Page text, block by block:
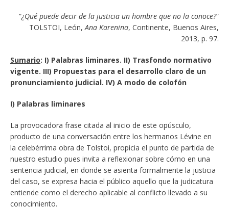
“¿Qué puede decir de la justicia un hombre que no la conoce?”
TOLSTOI, León,Ana Karenina, Continente, Buenos Aires,
2013, p. 97.
Sumario: I) Palabras liminares. II) Trasfondo normativo
vigente. III) Propuestas para el desarrollo claro de un
pronunciamiento judicial. IV) A modo de colofón
I) Palabras liminares
La provocadora frase citada al inicio de este opúsculo,
producto de una conversación entre los hermanos Lévine en
la celebérrima obra de Tolstoi, propicia el punto de partida de
nuestro estudio pues invita a reflexionar sobre cómo en una
sentencia judicial, en donde se asienta formalmente la justicia
del caso, se expresa hacia el público aquello que la judicatura
entiende como el derecho aplicable al conflicto llevado a su
conocimiento.